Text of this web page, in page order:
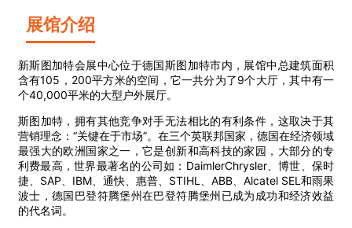
展馆介绍
新斯图加特会展中心位于德国斯图加特市内，展馆中总建筑面积
含有105，200平方米的空间，它一共分为了9个大厅，其中有一
个40,000平米的大型户外展厅。
斯图加特，拥有其他竞争对手无法相比的有利条件，这取决于其
营销理念：“关键在于市场”。在三个英联邦国家，德国在经济领域
最强大的欧洲国家之一，它是创新和高科技的家园，大部分的专
利费最高，世界最著名的公司如：DaimlerChrysler、博世、保时
捷、SAP、IBM、通快、惠普、STIHL、ABB、Alcatel SEL和雨果
波士，德国巴登符腾堡州在巴登符腾堡州已成为成功和经济效益
的代名词。